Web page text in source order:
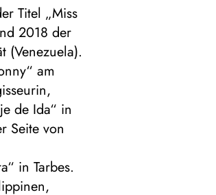
Titel „Miss
2018 der
(Venezuela).
am
de Ida“ in
Seite von
in Tarbes.